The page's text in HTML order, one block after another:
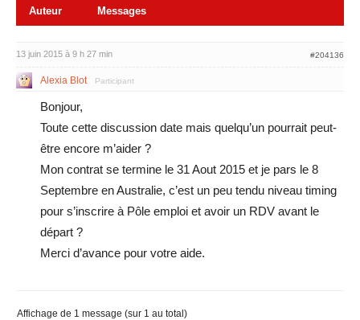
Auteur Messages
13 juin 2015 à 9 h 27 min #204136
Alexia Blot Participant
Bonjour,
Toute cette discussion date mais quelqu’un pourrait peut-
être encore m’aider ?
Mon contrat se termine le 31 Aout 2015 et je pars le 8
Septembre en Australie, c’est un peu tendu niveau timing
pour s’inscrire à Pôle emploi et avoir un RDV avant le
départ ?
Merci d’avance pour votre aide.
Affichage de 1 message (sur 1 au total)